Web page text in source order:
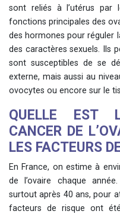
sont reliés à l’utérus par
fonctions principales des
des hormones pour réguler
des caractères sexuels. Ils
sont susceptibles de se
externe, mais aussi au
ovocytes ou encore sur le
QUELLE EST
CANCER DE
LES FACTEURS
En France, on estime à
de l’ovaire chaque
surtout après 40 ans, pour
facteurs de risque ont